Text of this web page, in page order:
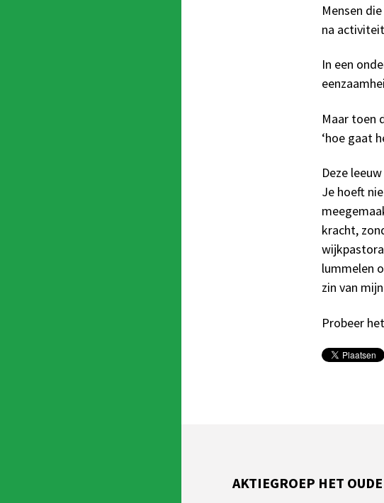
Mensen
na
In een
Maar toen
‘hoe gaat
Deze
Je hoeft
kracht,
lummelen
zin van
Probeer
AKTIEGROEP HET